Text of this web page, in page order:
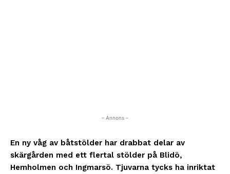
– Annons –
En ny våg av båtstölder har drabbat delar av
skärgården med ett flertal stölder på Blidö,
Hemholmen och Ingmarsö. Tjuvarna tycks ha inriktat